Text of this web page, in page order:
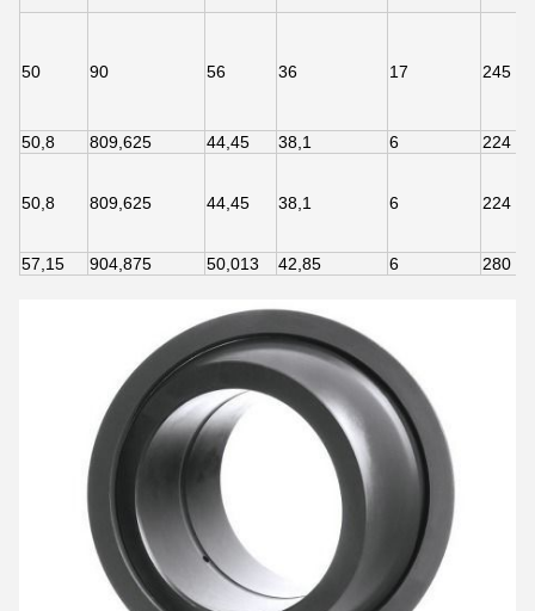
50 90 56 36 17 245
50,8 809,625 44,45 38,1 6 224
50,8 809,625 44,45 38,1 6 224
57,15 904,875 50,013 42,85 6 280